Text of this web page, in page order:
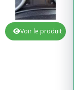
Voir le produit